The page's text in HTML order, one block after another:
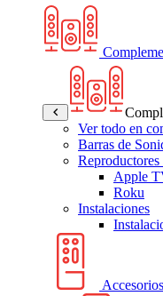
Ver todo en
Barras de
Apple
Roku
Instalaciones